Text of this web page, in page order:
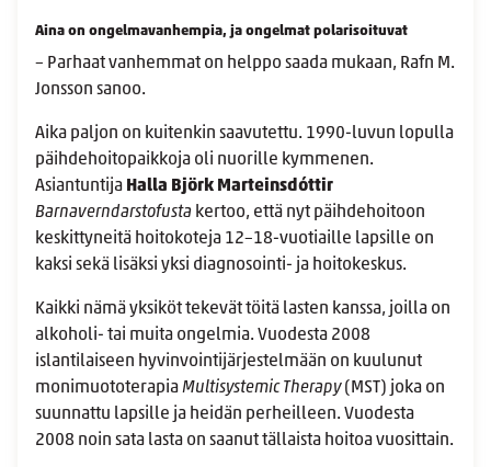
Aina on ongelmavanhempia, ja ongelmat polarisoituvat
– Parhaat vanhemmat on helppo saada mukaan, Rafn M.
Jonsson sanoo.
Aika paljon on kuitenkin saavutettu. 1990-luvun lopulla
päihdehoitopaikkoja oli nuorille kymmenen.
Asiantuntija Halla Björk Marteinsdóttir
Barnaverndarstofusta kertoo, että nyt päihdehoitoon
keskittyneitä hoitokoteja 12–18-vuotiaille lapsille on
kaksi sekä lisäksi yksi diagnosointi- ja hoitokeskus.
Kaikki nämä yksiköt tekevät töitä lasten kanssa, joilla on
alkoholi- tai muita ongelmia. Vuodesta 2008
islantilaiseen hyvinvointijärjestelmään on kuulunut
monimuototerapiaMultisystemic Therapy(MST) joka on
suunnattu lapsille ja heidän perheilleen. Vuodesta
2008 noin sata lasta on saanut tällaista hoitoa vuosittain.